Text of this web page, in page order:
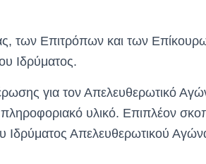
των Επιτρόπων και των
Ιδρύματος.
για τον Απελευθερωτικό
υλικό. Επιπλέον
Ιδρύματος Απελευθερωτικού